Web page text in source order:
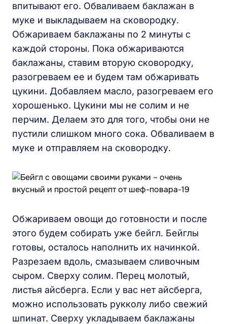
впитывают его. Обваливаем баклажан в
муке и выкладываем на сковородку.
Обжариваем баклажаны по 2 минуты с
каждой стороны. Пока обжариваются
баклажаны, ставим вторую сковородку,
разогреваем ее и будем там обжаривать
цукини. Добавляем масло, разогреваем его
хорошенько. Цукини мы не солим и не
перчим. Делаем это для того, чтобы они не
пустили слишком много сока. Обваливаем в
муке и отправляем на сковородку.
Обжариваем овощи до готовности и после
этого будем собирать уже бейгл. Бейглы
готовы, осталось наполнить их начинкой.
Разрезаем вдоль, смазываем сливочным
сыром. Сверху солим. Перец молотый,
листья айсберга. Если у вас нет айсберга,
можно использовать рукколу либо свежий
шпинат. Сверху укладываем баклажаны